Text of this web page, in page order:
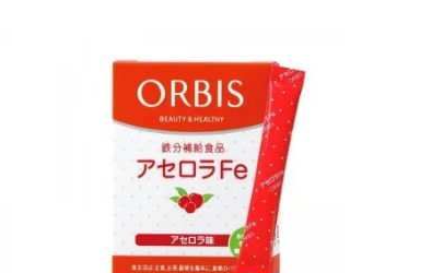
蜂に分化するために重要なたんぱく質のこと